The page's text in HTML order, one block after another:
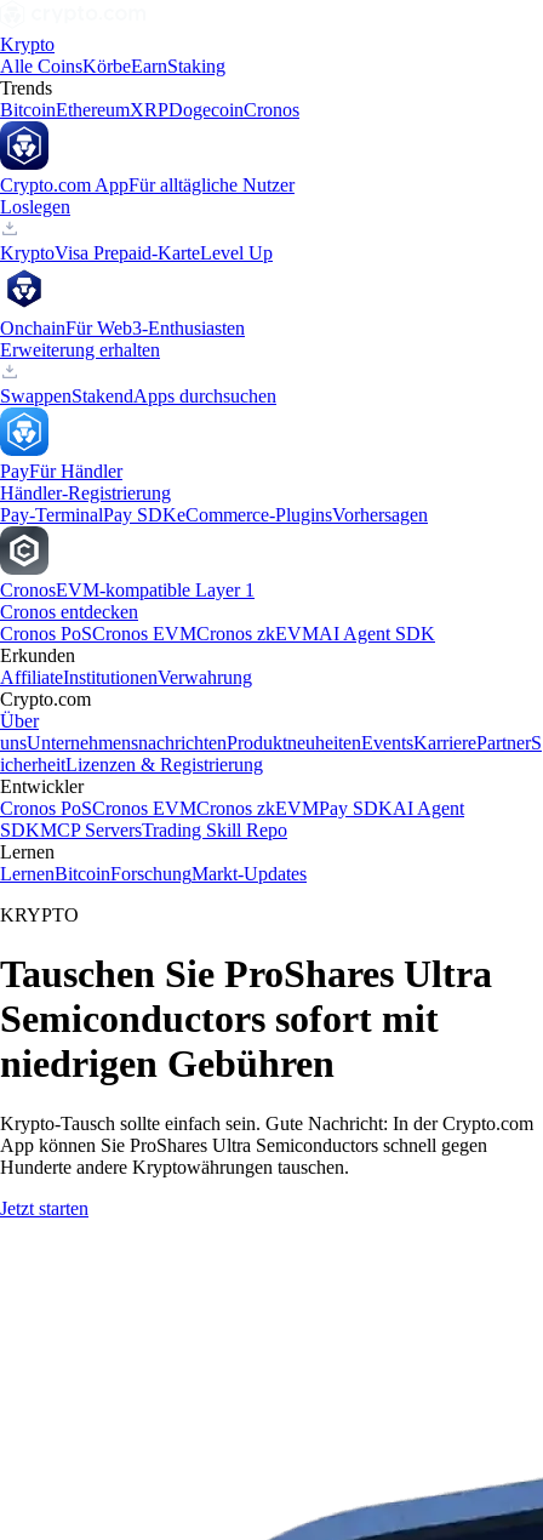
Krypto
Alle CoinsKörbeEarnStaking
Trends
BitcoinEthereumXRPDogecoinCronos
Crypto.com AppFür alltägliche Nutzer
Loslegen
KryptoVisa Prepaid-KarteLevel Up
OnchainFür Web3-Enthusiasten
Erweiterung erhalten
SwappenStakendApps durchsuchen
PayFür Händler
Händler-Registrierung
Pay-TerminalPay SDKeCommerce-PluginsVorhersagen
CronosEVM-kompatible Layer 1
Cronos entdecken
Cronos PoSCronos EVMCronos zkEVMAI Agent SDK
Erkunden
AffiliateInstitutionenVerwahrung
Crypto.com
Über
unsUnternehmensnachrichtenProduktneuheitenEventsKarrierePartnerS
icherheitLizenzen & Registrierung
Entwickler
Cronos PoSCronos EVMCronos zkEVMPay SDKAI Agent
SDKMCP ServersTrading Skill Repo
Lernen
LernenBitcoinForschungMarkt-Updates
KRYPTO
Tauschen Sie ProShares Ultra
Semiconductors sofort mit
niedrigen Gebühren
Krypto-Tausch sollte einfach sein. Gute Nachricht: In der Crypto.com
App können Sie ProShares Ultra Semiconductors schnell gegen
Hunderte andere Kryptowährungen tauschen.
Jetzt starten